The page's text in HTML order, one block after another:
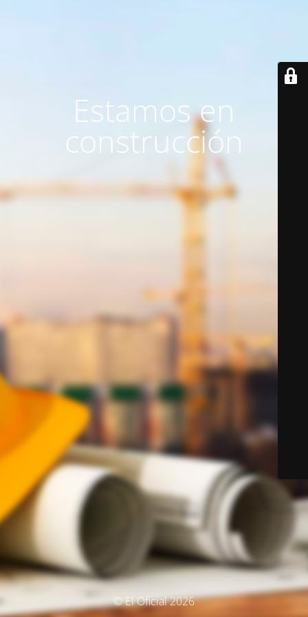
Estamos en
construcción
© El Oficial 2026